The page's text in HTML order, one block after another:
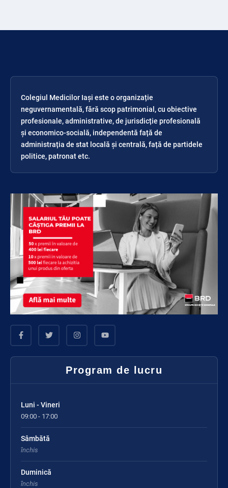
Colegiul Medicilor Iași este o organizație
neguvernamentală, fără scop patrimonial, cu obiective
profesionale, administrative, de jurisdicție profesională
și economico-socială, independentă față de
administrația de stat locală și centrală, față de partidele
politice, patronat etc.
Program de lucru
Luni - Vineri
09:00 - 17:00
Sâmbătă
închis
Duminică
închis